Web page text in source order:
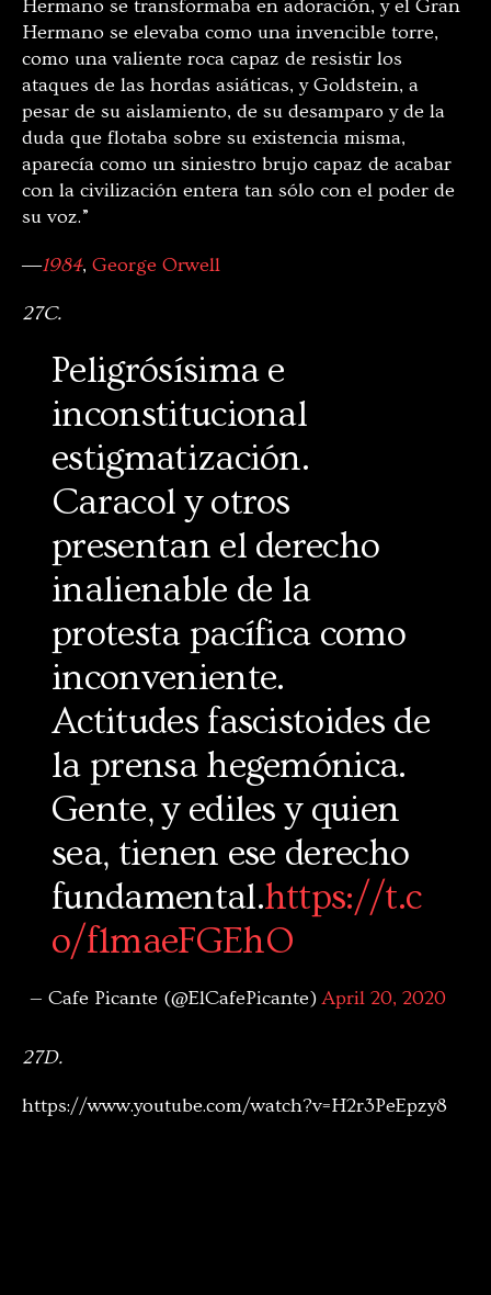
Hermano se transformaba en adoración, y el Gran
Hermano se elevaba como una invencible torre,
como una valiente roca capaz de resistir los
ataques de las hordas asiáticas, y Goldstein, a
pesar de su aislamiento, de su desamparo y de la
duda que flotaba sobre su existencia misma,
aparecía como un siniestro brujo capaz de acabar
con la civilización entera tan sólo con el poder de
su voz.”
―1984, George Orwell
27C.
Peligrósísima e
inconstitucional
estigmatización.
Caracol y otros
presentan el derecho
inalienable de la
protesta pacífica como
inconveniente.
Actitudes fascistoides de
la prensa hegemónica.
Gente, y ediles y quien
sea, tienen ese derecho
fundamental.https://t.c
o/f1maeFGEhO
— Cafe Picante (@ElCafePicante)April 20, 2020
27D.
https://www.youtube.com/watch?v=H2r3PeEpzy8